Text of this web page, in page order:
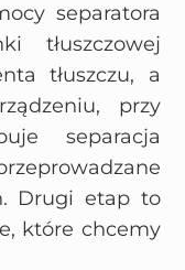
separatora
tłuszczowej
tłuszczu, a
przy
separacja
Drugi etap to
które chcemy